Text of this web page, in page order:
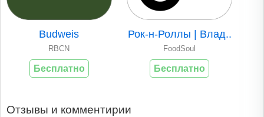
Budweis
RBCN
Бесплатно
Рок-н-Роллы | Влад..
FoodSoul
Бесплатно
Отзывы и комментирии